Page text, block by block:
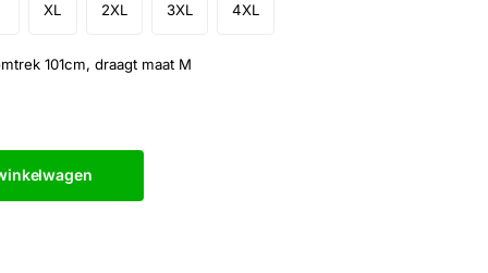
XL 2XL 3XL 4XL
101cm, draagt maat M